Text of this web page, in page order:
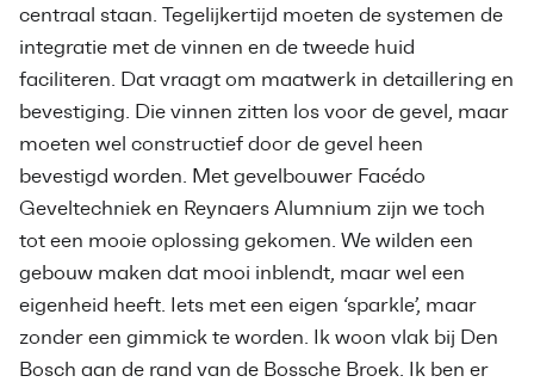
centraal staan. Tegelijkertijd moeten de systemen de
integratie met de vinnen en de tweede huid
faciliteren. Dat vraagt om maatwerk in detaillering en
bevestiging. Die vinnen zitten los voor de gevel, maar
moeten wel constructief door de gevel heen
bevestigd worden. Met gevelbouwer Facédo
Geveltechniek en Reynaers Alumnium zijn we toch
tot een mooie oplossing gekomen. We wilden een
gebouw maken dat mooi inblendt, maar wel een
eigenheid heeft. Iets met een eigen ‘sparkle’, maar
zonder een gimmick te worden. Ik woon vlak bij Den
Bosch aan de rand van de Bossche Broek. Ik ben er